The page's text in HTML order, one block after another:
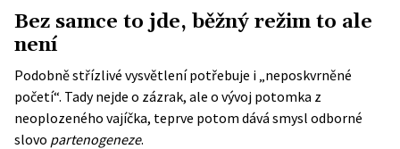
Bez samce to jde, běžný režim to ale
není
Podobně střízlivé vysvětlení potřebuje i „neposkvrněné
početí“. Tady nejde o zázrak, ale o vývoj potomka z
neoplozeného vajíčka, teprve potom dává smysl odborné
slovo partenogeneze.